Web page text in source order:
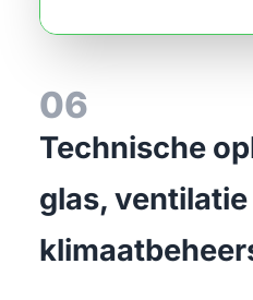
06
Technische
glas, ventilatie